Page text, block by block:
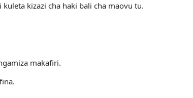
kizazi cha haki bali cha maovu tu.
makafiri.